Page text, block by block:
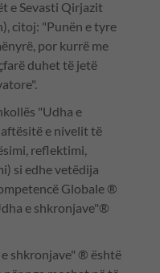
e Sevasti Qirjazit
citoj: "Punën e tyre
por kurrë me
duhet të jetë
"Udha e
e nivelit të
reflektimi,
si edhe vetëdija
Globale ®
e shkronjave"®
shkronjave" ® është